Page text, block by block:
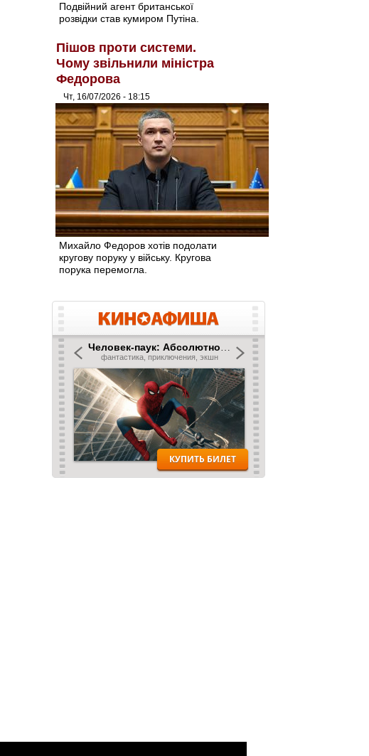
Подвійний агент британської
розвідки став кумиром Путіна.
Пішов проти системи.
Чому звільнили міністра
Федорова
Чт, 16/07/2026 - 18:15
Михайло Федоров хотів подолати
кругову поруку у війську. Кругова
порука перемогла.